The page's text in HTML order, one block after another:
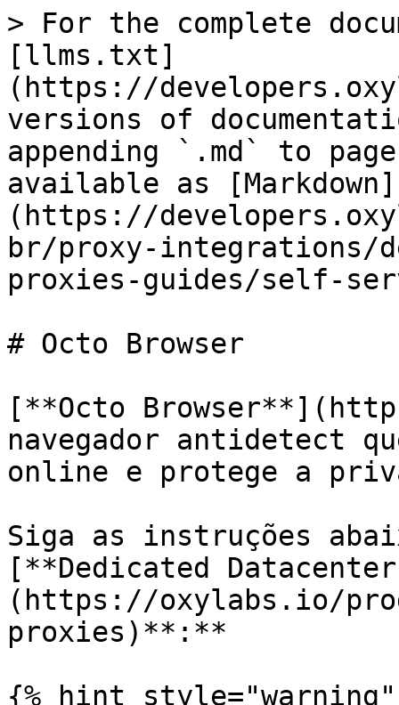
> For the complete
[llms.txt]
(https://
versions of
appending `.md` to
available as [Markdown]
(https://
br/proxy-integrations/
proxies-guides/self-
# Octo Browser
[**Octo
navegador antidetect
online e protege a
Siga as instruções
[**Dedicated
(https://oxylabs.io/
proxies)**:**
{% hint style="warning"